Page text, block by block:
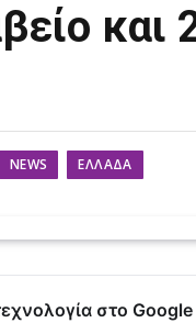
και
NEWS ΕΛΛΆΔΑ
στο Google